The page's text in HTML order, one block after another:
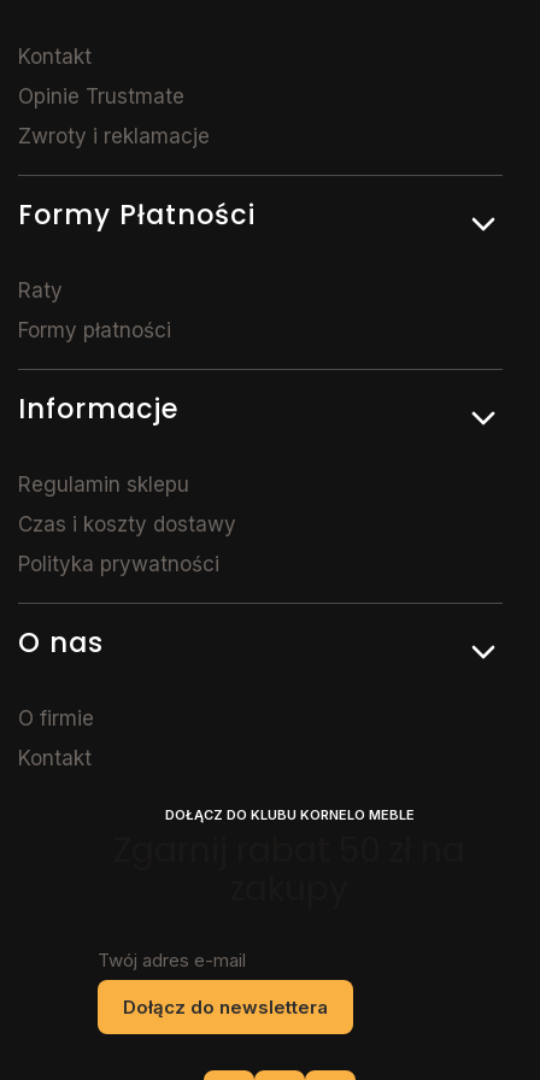
Kontakt
Opinie Trustmate
Zwroty i reklamacje
Formy Płatności
Raty
Formy płatności
Informacje
Regulamin sklepu
Czas i koszty dostawy
Polityka prywatności
O nas
O firmie
Kontakt
DOŁĄCZ DO KLUBU KORNELO MEBLE
Twój adres e-mail
Dołącz do newslettera